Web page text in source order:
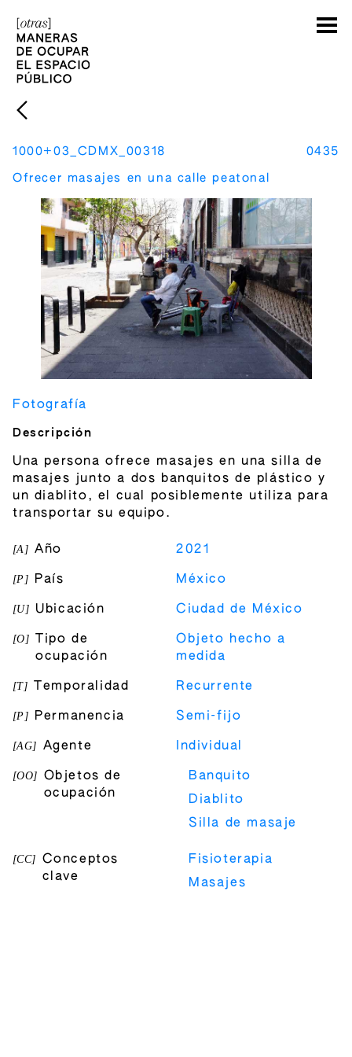
1000+03_CDMX_00318 0435
Ofrecer masajes en una calle peatonal
Fotografía
Descripción
Una persona ofrece masajes en una silla de
masajes junto a dos banquitos de plástico y
un diablito, el cual posiblemente utiliza para
transportar su equipo.
[A] Año 2021
[P] País México
[U] Ubicación Ciudad de México
[O]
Tipo de
ocupación
Objeto hecho a
medida
[T] Temporalidad Recurrente
[P] Permanencia Semi-fijo
[AG] Agente Individual
[OO] Objetos de
ocupación
Banquito
Diablito
Silla de masaje
[CC] Conceptos
clave
Fisioterapia
Masajes